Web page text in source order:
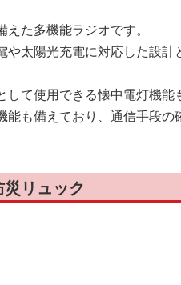
た多機能ラジオです。
太陽光充電に対応した設計
て使用できる懐中電灯機能
も備えており、通信手段の
リュック